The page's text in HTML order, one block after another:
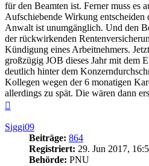
für den Beamten ist. Ferner muss es
Aufschiebende Wirkung
Anwalt ist unumgänglich. Und den
der rückwirkenden
Kündigung eines Arbeitnehmers.
großzügig JOB dieses Jahr mit dem
deutlich hinter dem
Kollegen wegen der 6 monatigen
allerdings zu spät. Die wären dann
Siggi09
Beiträge: 864
Registriert: 29. Jun 2017,
Behörde: PNU